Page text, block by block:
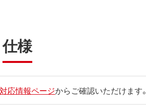
仕様
対応情報ページからご確認いただけます。